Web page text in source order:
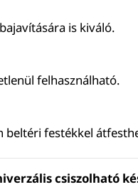
is kiváló.
felhasználható.
beltéri festékkel
csiszolható